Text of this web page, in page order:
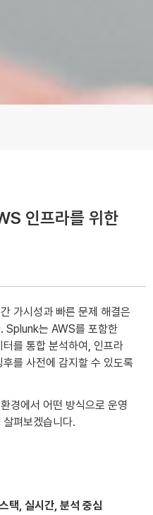
인프라를 위한
가시성과 빠른 문제 해결은
Splunk는 AWS를 포함한
를 통합 분석하여, 인프라
를 사전에 감지할 수 있도록
경에서 어떤 방식으로 운영
펴보겠습니다.
, 실시간, 분석 중심